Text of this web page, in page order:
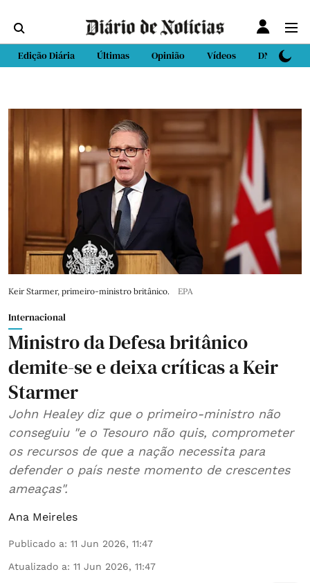
Edição Diária Últimas Opinião Vídeos DN Sport
Keir Starmer, primeiro-ministro britânico. EPA
Internacional
Ministro da Defesa britânico
demite-se e deixa críticas a Keir
Starmer
John Healey diz que o primeiro-ministro não
conseguiu "e o Tesouro não quis, comprometer
os recursos de que a nação necessita para
defender o país neste momento de crescentes
ameaças".
Ana Meireles
Publicado a: 11 Jun 2026, 11:47
Atualizado a: 11 Jun 2026, 11:47